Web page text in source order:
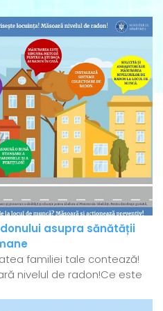
asupra sănătății
familiei tale contează!
nivelul de radon!Ce este